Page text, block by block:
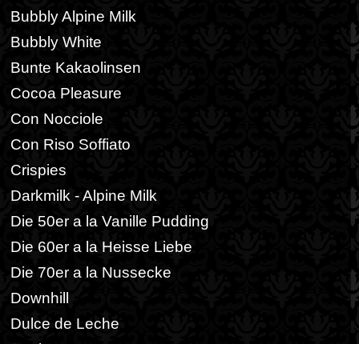
Bubbly Alpine Milk
Bubbly White
Bunte Kakaolinsen
Cocoa Pleasure
Con Nocciole
Con Riso Soffiato
Crispies
Darkmilk - Alpine Milk
Die 50er a la Vanille Pudding
Die 60er a la Heisse Liebe
Die 70er a la Nussecke
Downhill
Dulce de Leche